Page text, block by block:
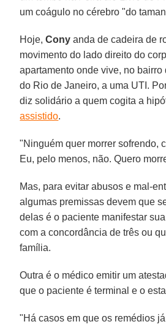
um coágulo no cérebro "do
Hoje,Cony anda de cadeira de
movimento do lado direito do
apartamento onde vive, no bairro
do Rio de Janeiro, a uma UTI.
diz solidário a quem cogita a
assistido.
"Ninguém quer morrer sofrendo,
Eu, pelo menos, não. Quero
Mas, para evitar abusos e mal-
algumas premissas devem que
delas é o paciente manifestar
com a concordância de três ou
família.
Outra é o médico emitir um
que o paciente é terminal e o
"Há casos em que os remédios